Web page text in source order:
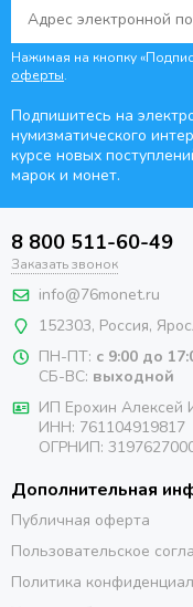
Нажимая на кнопку
оферты.
Подпишитесь на
нумизматического
курсе новых
марок и монет.
8 800 511-60-49
Заказать звонок
info@76monet.ru
152303, Россия,
ПН-ПТ: с 9:00 до
СБ-ВС: выходной
ИП Ерохин Алексей
ИНН: 761104919817
ОГРНИП:
Дополнительная
Публичная оферта
Пользовательское
Политика